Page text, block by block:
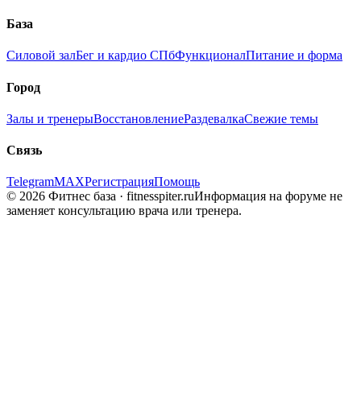
База
Силовой залБег и кардио СПбФункционалПитание и форма
Город
Залы и тренерыВосстановлениеРаздевалкаСвежие темы
Связь
TelegramMAXРегистрацияПомощь
© 2026 Фитнес база · fitnesspiter.ruИнформация на форуме не
заменяет консультацию врача или тренера.